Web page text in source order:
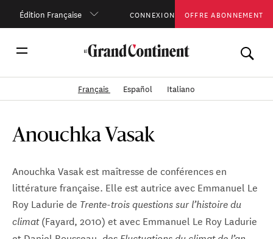
Édition Française CONNEXION OFFRE ABONNEMENT
Français Español Italiano
Anouchka Vasak
Anouchka Vasak est maîtresse de conférences en
littérature française. Elle est autrice avec Emmanuel Le
Roy Ladurie de Trente-trois questions sur l’histoire du
climat(Fayard, 2010) et avec Emmanuel Le Roy Ladurie